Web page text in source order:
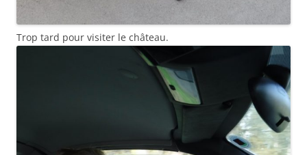
Trop tard pour visiter le château.